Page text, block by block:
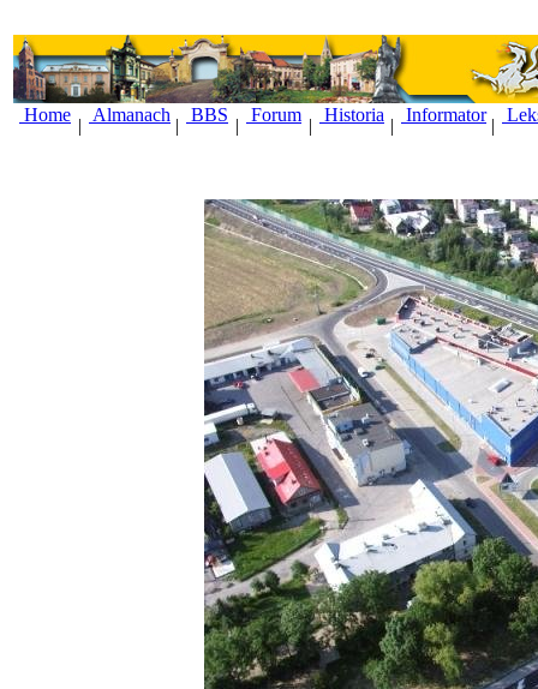
Home
|
Almanach
|
BBS
|
Forum
|
Historia
|
Informator
|